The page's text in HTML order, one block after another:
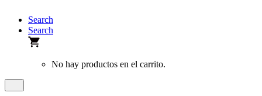
Search
Search
No hay productos en el carrito.